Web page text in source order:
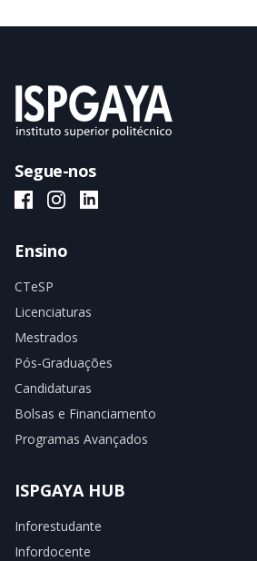
Segue-nos
ISPGAYA Facebook
ISPGAYA Instagram
ISPGAYA LinkedIn
Ensino
CTeSP
Licenciaturas
Mestrados
Pós-Graduações
Candidaturas
Bolsas e Financiamento
Programas Avançados
ISPGAYA HUB
Inforestudante
Infordocente